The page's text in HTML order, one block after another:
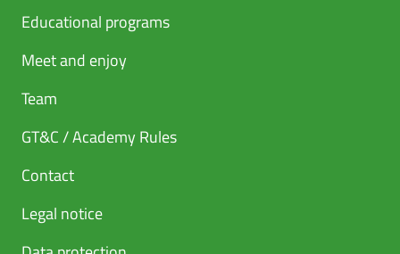
Educational programs
Meet and enjoy
Team
GT&C / Academy Rules
Contact
Legal notice